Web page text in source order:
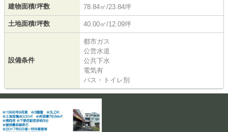
建物面積/坪数 78.84㎡/23.84坪
土地面積/坪数 40.00㎡/12.09坪
設備条件
都市ガス
公営水道
公共下水
電気有
バス・トイレ別